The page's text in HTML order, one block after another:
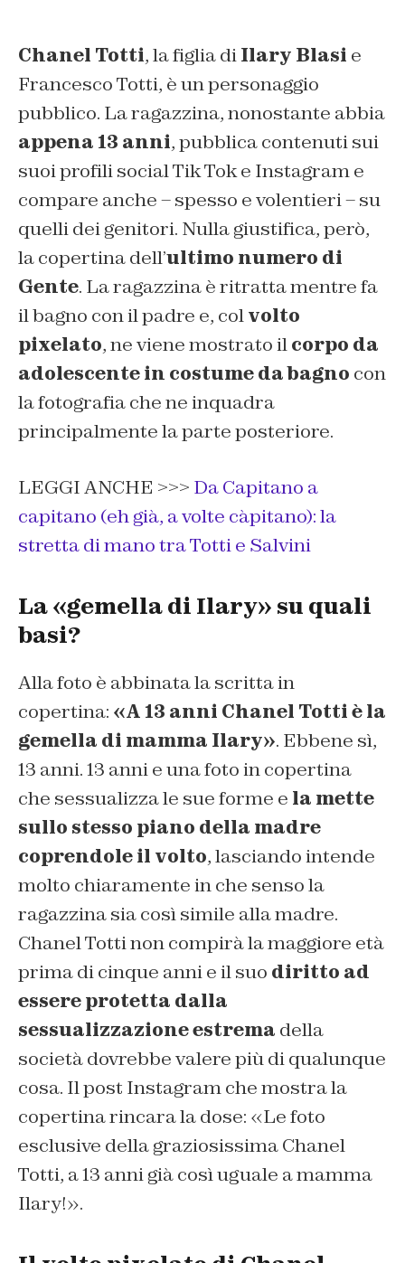
Chanel Totti, la figlia diIlary Blasi e
Francesco Totti, è un personaggio
pubblico. La ragazzina, nonostante abbia
appena 13 anni, pubblica contenuti sui
suoi profili social Tik Tok e Instagram e
compare anche – spesso e volentieri – su
quelli dei genitori. Nulla giustifica, però,
la copertina dell’ultimo numero di
Gente. La ragazzina è ritratta mentre fa
il bagno con il padre e, colvolto
pixelato, ne viene mostrato ilcorpo da
adolescente in costume da bagno con
la fotografia che ne inquadra
principalmente la parte posteriore.
LEGGI ANCHE >>> Da Capitano a
capitano (eh già, a volte càpitano): la
stretta di mano tra Totti e Salvini
La «gemella di Ilary» su quali
basi?
Alla foto è abbinata la scritta in
copertina: «A 13 anni Chanel Totti è la
gemella di mamma Ilary». Ebbene sì,
13 anni. 13 anni e una foto in copertina
che sessualizza le sue forme e la mette
sullo stesso piano della madre
coprendole il volto, lasciando intende
molto chiaramente in che senso la
ragazzina sia così simile alla madre.
Chanel Totti non compirà la maggiore età
prima di cinque anni e il suo diritto ad
essere protetta dalla
sessualizzazione estrema della
società dovrebbe valere più di qualunque
cosa. Il post Instagram che mostra la
copertina rincara la dose: «Le foto
esclusive della graziosissima Chanel
Totti, a 13 anni già così uguale a mamma
Ilary!».